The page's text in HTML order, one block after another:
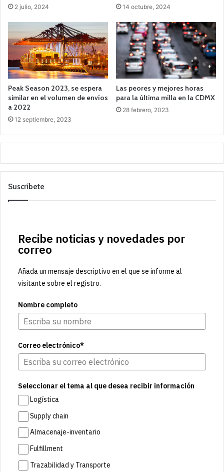
2 julio, 2024 14 octubre, 2024
Peak Season 2023, se espera
similar en el volumen de envíos
a 2022
12 septiembre, 2023
Las peores y mejores horas
para la última milla en la CDMX
28 febrero, 2023
Suscríbete
Recibe noticias y novedades por
correo
Añada un mensaje descriptivo en el que se informe al
visitante sobre el registro.
Nombre completo
Correo electrónico*
Seleccionar el tema al que desea recibir información
Logística
Supply chain
Almacenaje-inventario
Fulfillment
Trazabilidad y Transporte